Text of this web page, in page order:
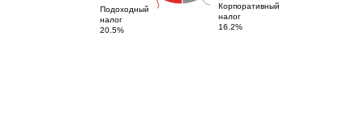
Корпоративный
налог
16.2%
Подоходный
налог
20.5%